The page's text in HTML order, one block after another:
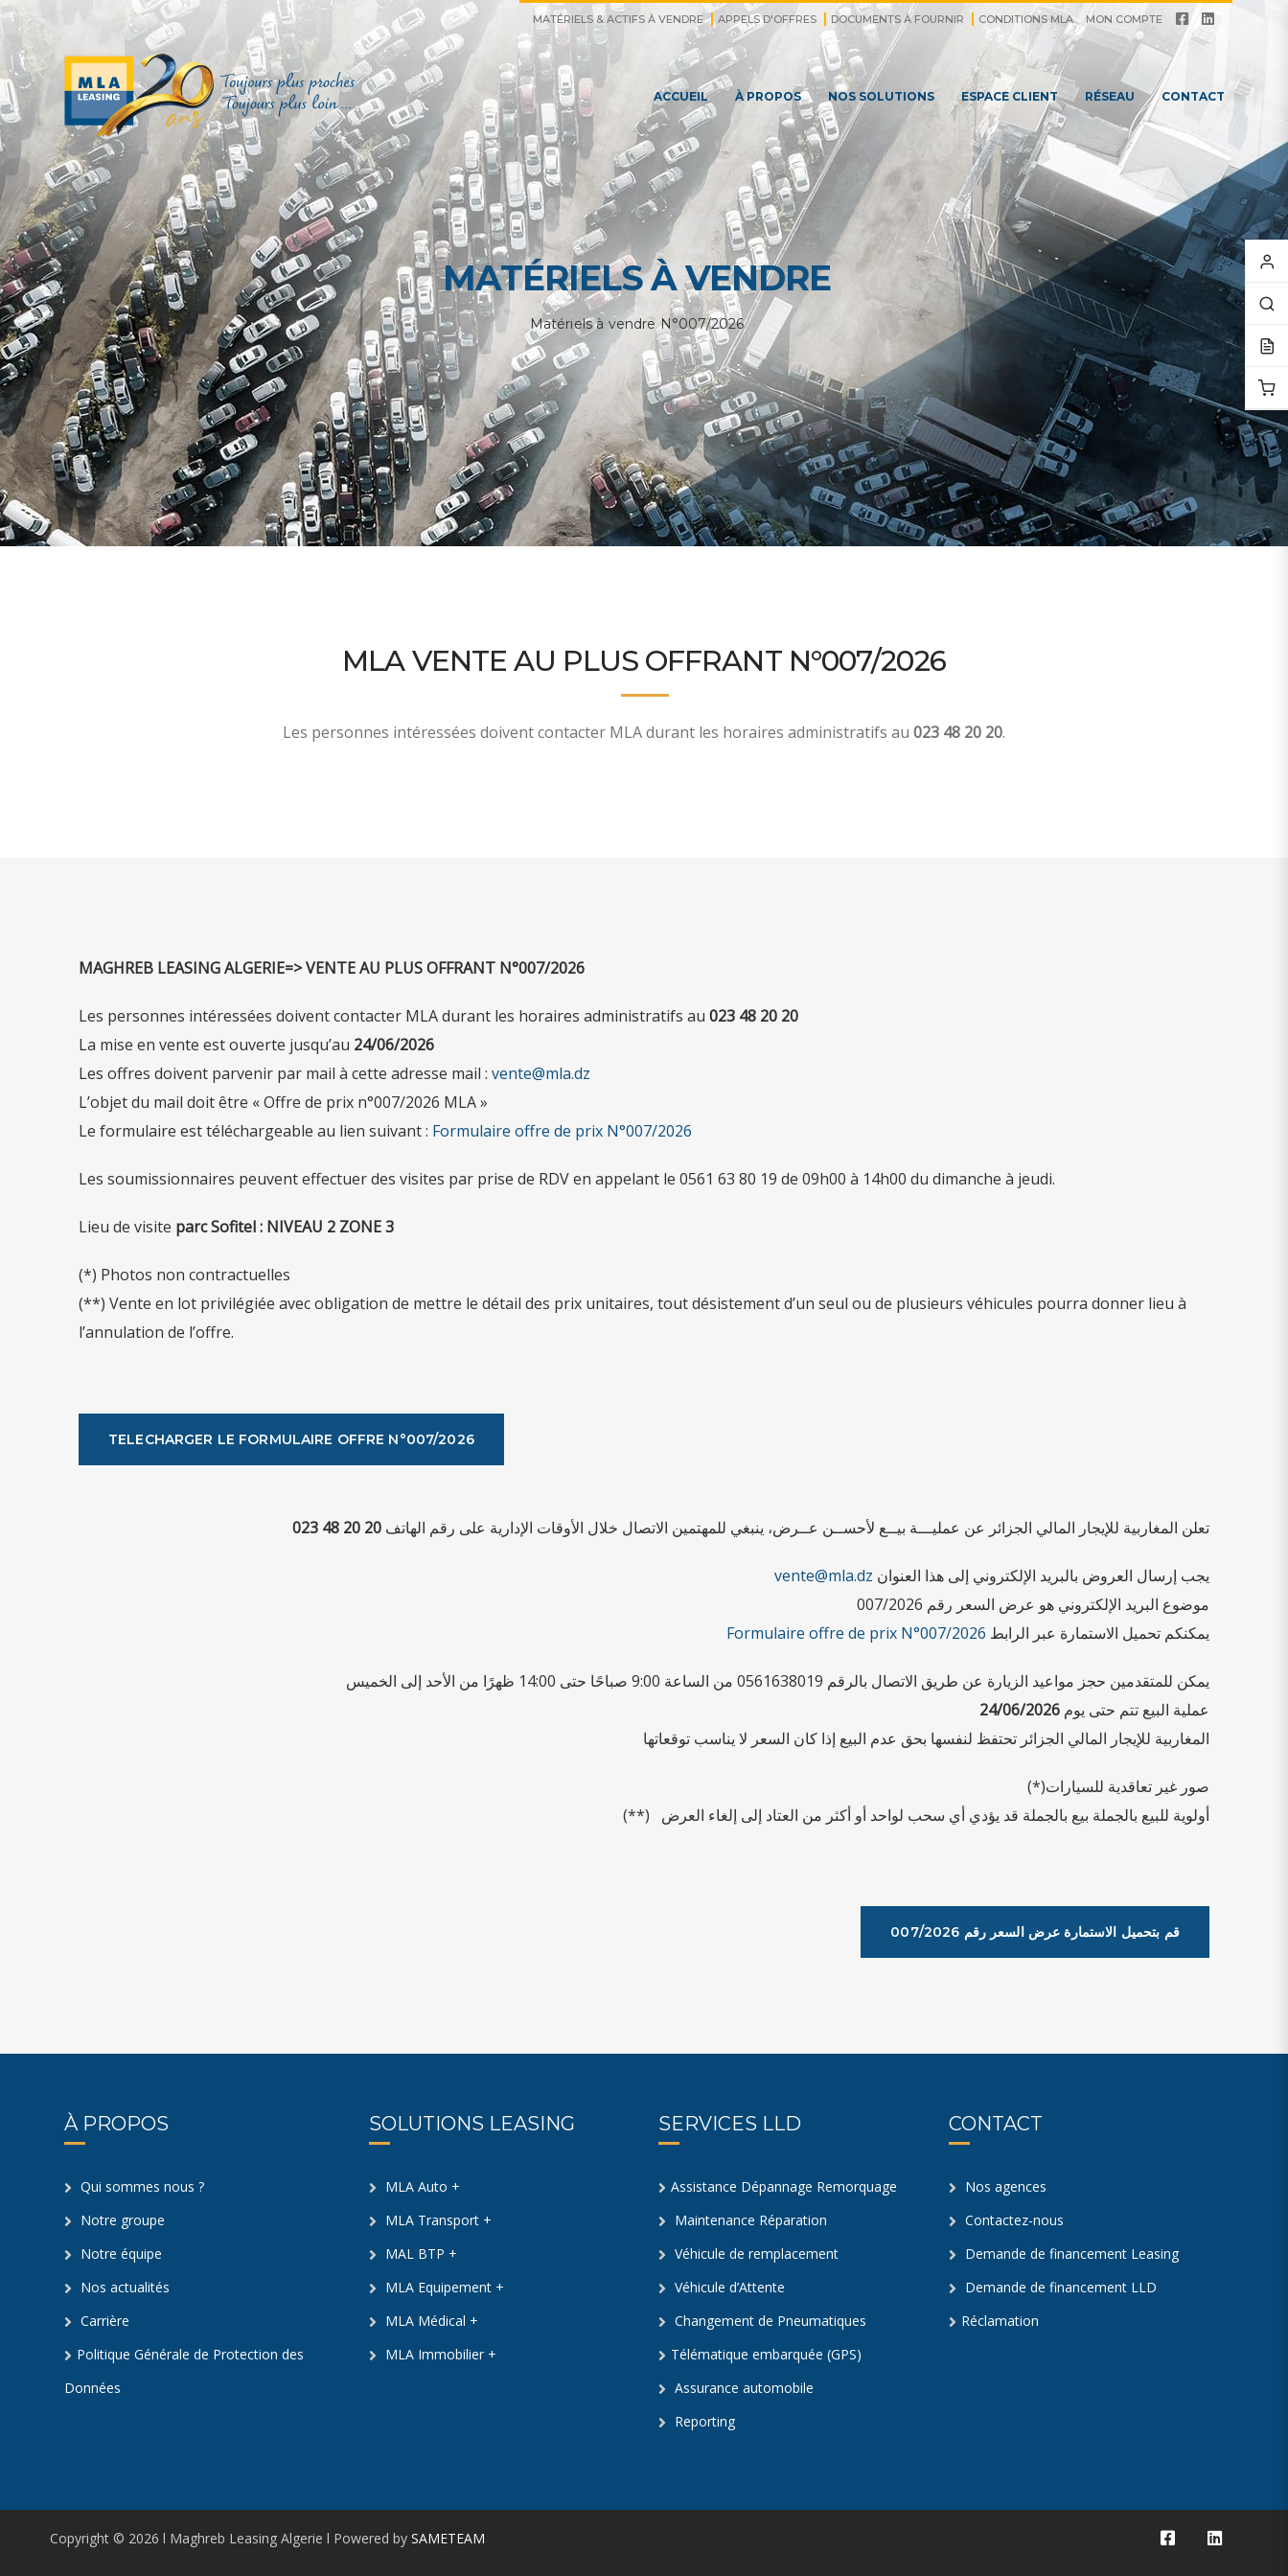
MATÉRIELS & ACTIFS À VENDRE APPELS D'OFFRES DOCUMENTS À FOURNIR CONDITIONS MLA MON COMPTE
ACCUEIL À PROPOS NOS SOLUTIONS ESPACE CLIENT RÉSEAU CONTACT
MATÉRIELS À VENDRE
Matériels à vendre N°007/2026
MLA VENTE AU PLUS OFFRANT N°007/2026
Les personnes intéressées doivent contacter MLA durant les horaires administratifs au 023 48 20 20.
MAGHREB LEASING ALGERIE=> VENTE AU PLUS OFFRANT N°007/2026
Les personnes intéressées doivent contacter MLA durant les horaires administratifs au 023 48 20 20
La mise en vente est ouverte jusqu’au 24/06/2026
Les offres doivent parvenir par mail à cette adresse mail : vente@mla.dz
L’objet du mail doit être « Offre de prix n°007/2026 MLA »
Le formulaire est téléchargeable au lien suivant : Formulaire offre de prix N°007/2026
Les soumissionnaires peuvent effectuer des visites par prise de RDV en appelant le 0561 63 80 19 de 09h00 à 14h00 du dimanche à jeudi.
Lieu de visite parc Sofitel : NIVEAU 2 ZONE 3
(*) Photos non contractuelles
(**) Vente en lot privilégiée avec obligation de mettre le détail des prix unitaires, tout désistement d’un seul ou de plusieurs véhicules pourra donner lieu à
l’annulation de l’offre.
TELECHARGER LE FORMULAIRE OFFRE N°007/2026
تعلن المغاربية للإيجار المالي الجزائر عن عمليـــة بيــع لأحســن عــرض، ينبغي للمهتمين الاتصال خلال الأوقات الإدارية على رقم الهاتف 20 20 48 023
يجب إرسال العروض بالبريد الإلكتروني إلى هذا العنوان vente@mla.dz
موضوع البريد الإلكتروني هو عرض السعر رقم 007/2026
يمكنكم تحميل الاستمارة عبر الرابط Formulaire offre de prix N°007/2026
يمكن للمتقدمين حجز مواعيد الزيارة عن طريق الاتصال بالرقم 0561638019 من الساعة 9:00 صباحًا حتى 14:00 ظهرًا من الأحد إلى الخميس
عملية البيع تتم حتى يوم 24/06/2026
المغاربية للإيجار المالي الجزائر تحتفظ لنفسها بحق عدم البيع إذا كان السعر لا يناسب توقعاتها
صور غير تعاقدية للسيارات(*)
أولوية للبيع بالجملة بيع بالجملة قد يؤدي أي سحب لواحد أو أكثر من العتاد إلى إلغاء العرض (**)
007/2026 قم بتحميل الاستمارة عرض السعر رقم
À PROPOS
Qui sommes nous ?
Notre groupe
Notre équipe
Nos actualités
Carrière
Politique Générale de Protection des
Données
SOLUTIONS LEASING
MLA Auto +
MLA Transport +
MAL BTP +
MLA Equipement +
MLA Médical +
MLA Immobilier +
SERVICES LLD
Assistance Dépannage Remorquage
Maintenance Réparation
Véhicule de remplacement
Véhicule d’Attente
Changement de Pneumatiques
Télématique embarquée (GPS)
Assurance automobile
Reporting
CONTACT
Nos agences
Contactez-nous
Demande de financement Leasing
Demande de financement LLD
Réclamation
Copyright © 2026 l Maghreb Leasing Algerie l Powered by SAMETEAM